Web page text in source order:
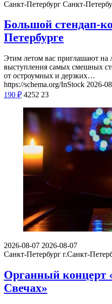
Санкт-Петербург Санкт-
Большой стендап-
Петербурге
Этим летом вас приглашают
выступления самых смешных
от остроумных и дерзких…
https://schema.org/InStock 2026-
190 ₽ 4252 23
2026-08-07 2026-08-07
Санкт-Петербург г.Санкт-
Органный концерт
Свечах»